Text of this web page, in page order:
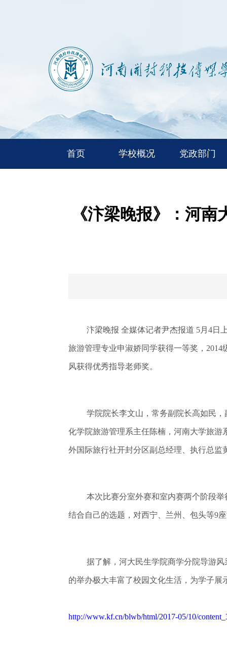
首页 学校概况 党政部门
《汴梁晚报》：河
汴梁晚报 全媒体记者尹杰报道 5月4日
旅游管理专业申淑娇同学获得一等奖，
风获得优秀指导老师奖。
学院院长李文山，常务副院长高如民
化学院旅游管理系主任陈楠，河南大学旅
外国际旅行社开封分区副总经理、执行总监
本次比赛分室外赛和室内赛两个阶段
结合自己的选题，对西宁、兰州、包头等9
据了解，河大民生学院商学分院导游
的举办极大丰富了校园文化生活，为学子展
http://www.kf.cn/blwb/html/2017-05/10/